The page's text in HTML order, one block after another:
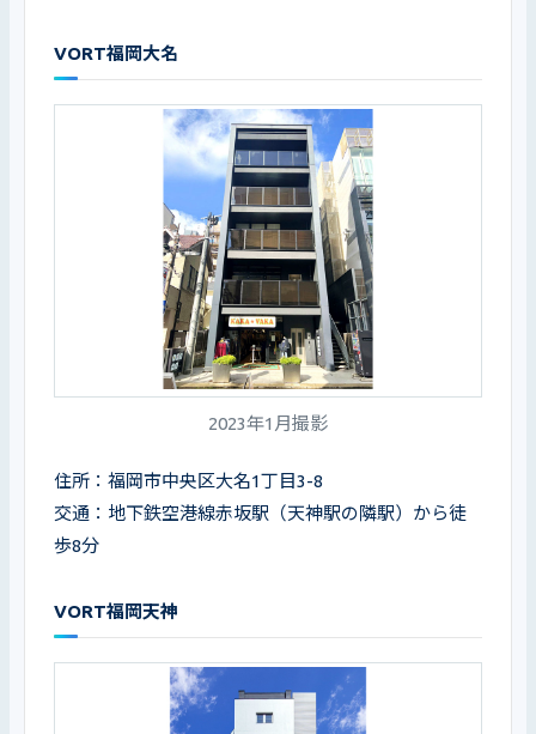
VORT福岡大名
2023年1月撮影
住所：福岡市中央区大名1丁目3-8
交通：地下鉄空港線赤坂駅（天神駅の隣駅）から徒
歩8分
VORT福岡天神